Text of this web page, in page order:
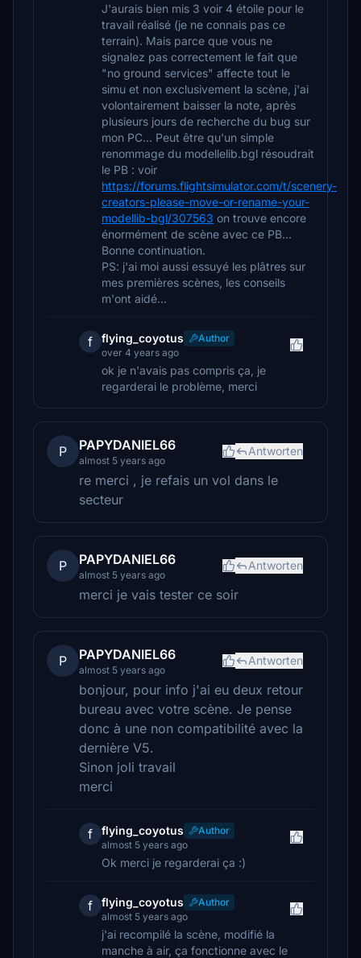
J'aurais bien mis 3 voir 4 étoile pour le
travail réalisé (je ne connais pas ce
terrain). Mais parce que vous ne
signalez pas correctement le fait que
"no ground services" affecte tout le
simu et non exclusivement la scène, j'ai
volontairement baisser la note, après
plusieurs jours de recherche du bug sur
mon PC... Peut être qu'un simple
renommage du modellelib.bgl résoudrait
le PB : voir
https://forums.flightsimulator.com/t/scenery-
creators-please-move-or-rename-your-
modellib-bgl/307563 on trouve encore
énormément de scène avec ce PB...
Bonne continuation.
PS: j'ai moi aussi essuyé les plâtres sur
mes premières scènes, les conseils
m'ont aidé...
f flying_coyotus
Author
over 4 years ago
ok je n'avais pas compris ça, je
regarderai le problème, merci
P PAPYDANIEL66
almost 5 years ago
Antworten
re merci , je refais un vol dans le
secteur
P PAPYDANIEL66
almost 5 years ago
Antworten
merci je vais tester ce soir
P PAPYDANIEL66
almost 5 years ago
Antworten
bonjour, pour info j'ai eu deux retour
bureau avec votre scène. Je pense
donc à une non compatibilité avec la
dernière V5.
Sinon joli travail
merci
f flying_coyotus
Author
almost 5 years ago
Ok merci je regarderai ça :)
f flying_coyotus
Author
almost 5 years ago
j'ai recompilé la scène, modifié la
manche à air, ça fonctionne avec le